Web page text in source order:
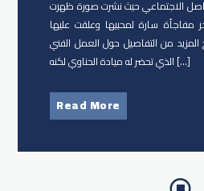
الاجتماعي حيث نشرت صورة ظهرت
مفاجأة سارة لمحبيها وعلقت عليها
المزيد من التفاصيل حول العمل الفني
الذي تحضر له ميادة الحناوي لكنه […]
Read More